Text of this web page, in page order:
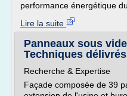
performance énergétique
Lire la suite
Panneaux sous
Techniques
Recherche & Expertise
Façade composée de 39